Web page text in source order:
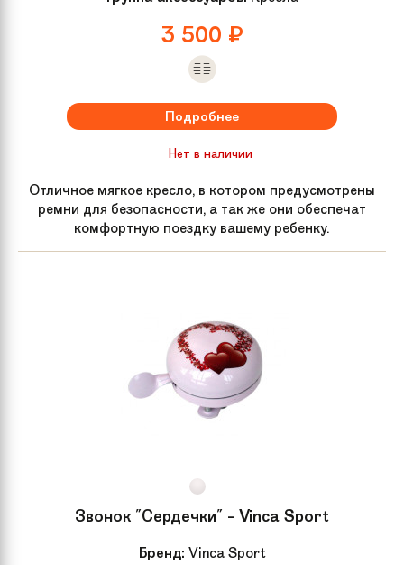
3 500 ₽
Подробнее
Нет в наличии
Отличное мягкое кресло, в котором предусмотрены
ремни для безопасности, а так же они обеспечат
комфортную поездку вашему ребенку.
Звонок "Сердечки" - Vinca Sport
Бренд: Vinca Sport